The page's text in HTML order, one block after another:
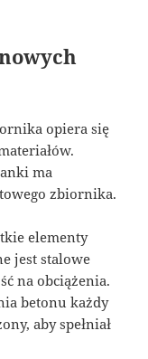
opiera się
ma
zbiornika.
elementy
jest stalowe
na obciążenia.
betonu każdy
aby spełniał